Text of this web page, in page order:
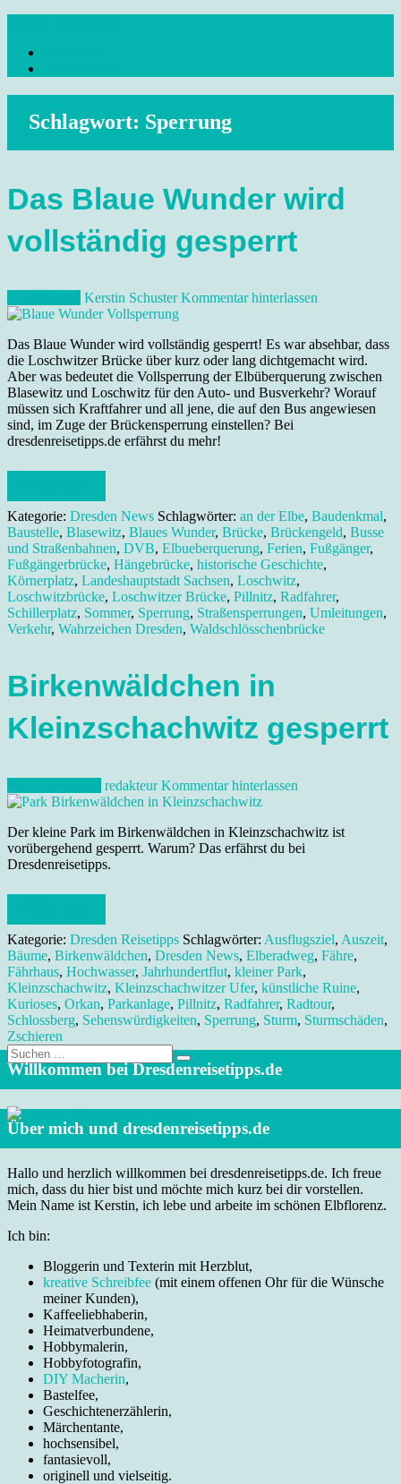
content
Reisetipps Dresden, Sehenswürdigkeiten, Ausflugsziele Sachsen,
Schlagwort: Sperrung
Das Blaue Wunder wird
vollständig gesperrt
Kerstin Schuster Kommentar hinterlassen
Das Blaue Wunder wird vollständig gesperrt! Es war absehbar, dass
die Loschwitzer Brücke über kurz oder lang dichtgemacht wird.
Aber was bedeutet die Vollsperrung der Elbüberquerung zwischen
Blasewitz und Loschwitz für den Auto- und Busverkehr? Worauf
müssen sich Kraftfahrer und all jene, die auf den Bus angewiesen
sind, im Zuge der Brückensperrung einstellen? Bei
dresdenreisetipps.de erfährst du mehr!
Kategorie: Dresden News Schlagwörter: an der Elbe, Baudenkmal,
Baustelle, Blasewitz, Blaues Wunder, Brücke, Brückengeld, Busse
und Straßenbahnen, DVB, Elbueberquerung, Ferien, Fußgänger,
Fußgängerbrücke, Hängebrücke, historische Geschichte,
Körnerplatz, Landeshauptstadt Sachsen, Loschwitz,
Loschwitzbrücke, Loschwitzer Brücke, Pillnitz, Radfahrer,
Schillerplatz, Sommer, Sperrung, Straßensperrungen, Umleitungen,
Verkehr, Wahrzeichen Dresden, Waldschlösschenbrücke
Birkenwäldchen in
Kleinzschachwitz gesperrt
redakteur Kommentar hinterlassen
Der kleine Park im Birkenwäldchen in Kleinzschachwitz ist
vorübergehend gesperrt. Warum? Das erfährst du bei
Dresdenreisetipps.
Kategorie: Dresden Reisetipps Schlagwörter: Ausflugsziel, Auszeit,
Bäume, Birkenwäldchen, Dresden News, Elberadweg, Fähre,
Fährhaus, Hochwasser, Jahrhundertflut, kleiner Park,
Kleinzschachwitz, Kleinzschachwitzer Ufer, künstliche Ruine,
Kurioses, Orkan, Parkanlage, Pillnitz, Radfahrer, Radtour,
Schlossberg, Sehenswürdigkeiten, Sperrung, Sturm, Sturmschäden,
Zschieren
Suche
nach:
Willkommen bei Dresdenreisetipps.de
Über mich und dresdenreisetipps.de
Hallo und herzlich willkommen bei dresdenreisetipps.de. Ich freue
mich, dass du hier bist und möchte mich kurz bei dir vorstellen.
Mein Name ist Kerstin, ich lebe und arbeite im schönen Elbflorenz.
Ich bin:
Bloggerin und Texterin mit Herzblut,
kreative Schreibfee (mit einem offenen Ohr für die Wünsche
meiner Kunden),
Kaffeeliebhaberin,
Heimatverbundene,
Hobbymalerin,
Hobbyfotografin,
DIY Macherin,
Bastelfee,
Geschichtenerzählerin,
Märchentante,
hochsensibel,
fantasievoll,
originell und vielseitig.